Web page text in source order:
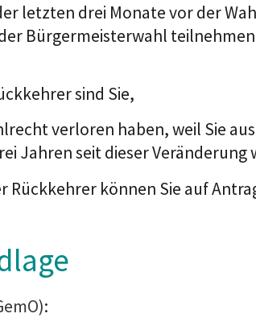
letzten drei Monate vor der
Bürgermeisterwahl
sind Sie,
verloren haben, weil Sie
Jahren seit dieser
Rückkehrer können Sie auf
: